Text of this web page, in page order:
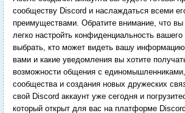
сообществу Discord и наслаждаться всеми
преимуществами. Обратите внимание, что
легко настройть конфиденциальность вашего
выбрать, кто может видеть вашу
вами и какие уведомления вы хотите
возможности общения с
сообщества и создания новых дружеских
свой Discord аккаунт уже сегодня и
который открыт для вас на платформе